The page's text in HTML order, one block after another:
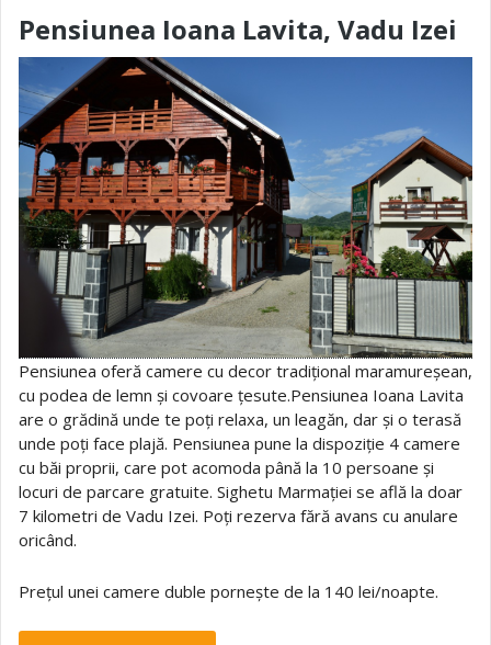
Pensiunea Ioana Lavita, Vadu Izei
Pensiunea oferă camere cu decor tradițional maramureșean,
cu podea de lemn și covoare țesute.Pensiunea Ioana Lavita
are o grădină unde te poți relaxa, un leagăn, dar și o terasă
unde poți face plajă. Pensiunea pune la dispoziție 4 camere
cu băi proprii, care pot acomoda până la 10 persoane și
locuri de parcare gratuite. Sighetu Marmației se află la doar
7 kilometri de Vadu Izei. Poți rezerva fără avans cu anulare
oricând.
Prețul unei camere duble pornește de la 140 lei/noapte.